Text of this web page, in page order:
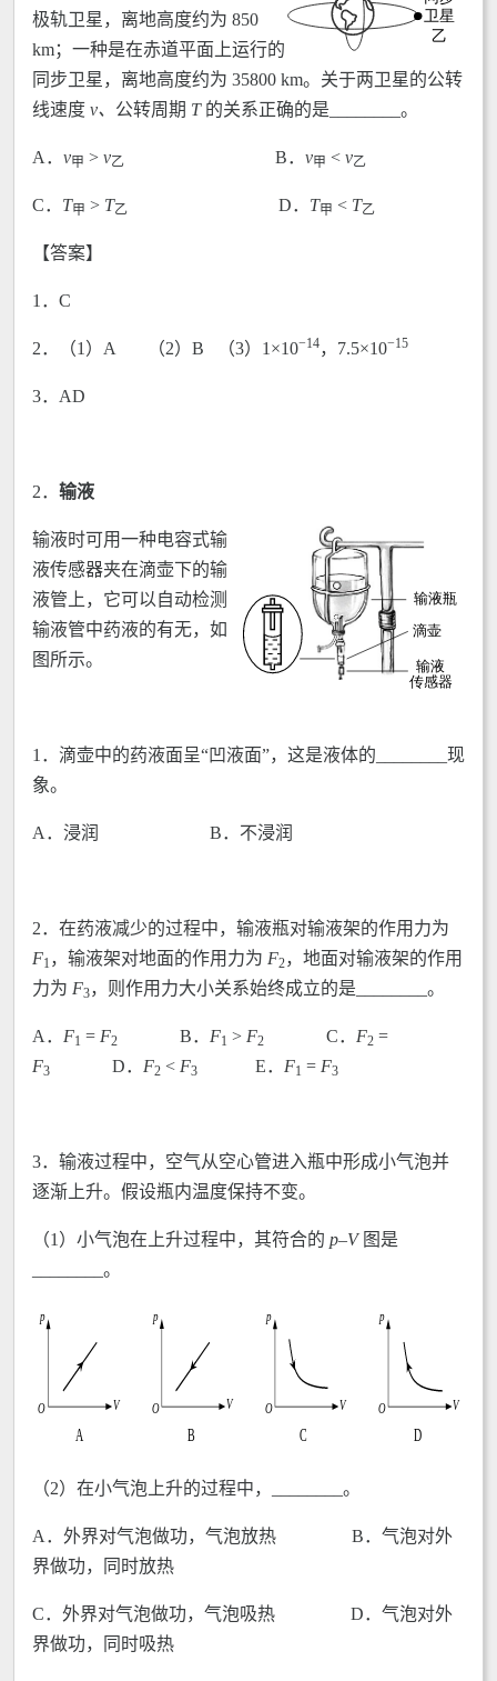
极轨卫星，离地高度约为 850
km；一种是在赤道平面上运行的
同步卫星，离地高度约为 35800 km。关于两卫星的公转
线速度 v、 公转周期 T的关系正确的是________。
A． v甲 > v乙 B． v甲 < v乙
C． T甲 > T乙 D． T甲 < T乙
【答案】
1．C
2．（1）A （2）B （3）1×10−14，7.5×10−15
3．AD
2． 输液
输液时可用一种电容式输
液传感器夹在滴壶下的输
液管上，它可以自动检测
输液管中药液的有无，如
图所示。
1．滴壶中的药液面呈“凹液面”，这是液体的________现
象。
A．浸润 B．不浸润
2．在药液减少的过程中，输液瓶对输液架的作用力为
F1 ，输液架对地面的作用力为 F2，地面对输液架的作用
力为 F3，则作用力大小关系始终成立的是________。
A． F1 = F2 B． F1 > F2 C． F2 =
F3 D． F2 < F3 E． F1 = F3
3．输液过程中，空气从空心管进入瓶中形成小气泡并
逐渐上升。假设瓶内温度保持不变。
（1）小气泡在上升过程中，其符合的 p–V 图是
________。
（2）在小气泡上升的过程中，________。
A．外界对气泡做功，气泡放热 B．气泡对外
界做功，同时放热
C．外界对气泡做功，气泡吸热 D．气泡对外
界做功，同时吸热